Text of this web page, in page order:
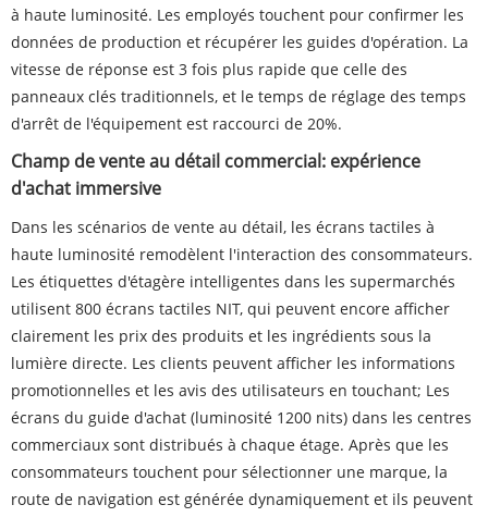
à haute luminosité. Les employés touchent pour confirmer les
données de production et récupérer les guides d'opération. La
vitesse de réponse est 3 fois plus rapide que celle des
panneaux clés traditionnels, et le temps de réglage des temps
d'arrêt de l'équipement est raccourci de 20%.
Champ de vente au détail commercial: expérience
d'achat immersive
Dans les scénarios de vente au détail, les écrans tactiles à
haute luminosité remodèlent l'interaction des consommateurs.
Les étiquettes d'étagère intelligentes dans les supermarchés
utilisent 800 écrans tactiles NIT, qui peuvent encore afficher
clairement les prix des produits et les ingrédients sous la
lumière directe. Les clients peuvent afficher les informations
promotionnelles et les avis des utilisateurs en touchant; Les
écrans du guide d'achat (luminosité 1200 nits) dans les centres
commerciaux sont distribués à chaque étage. Après que les
consommateurs touchent pour sélectionner une marque, la
route de navigation est générée dynamiquement et ils peuvent